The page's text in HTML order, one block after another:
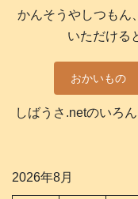
かんそうやしつもん
いただける
おかいもの
しばうさ.netのいろ
2026年8月